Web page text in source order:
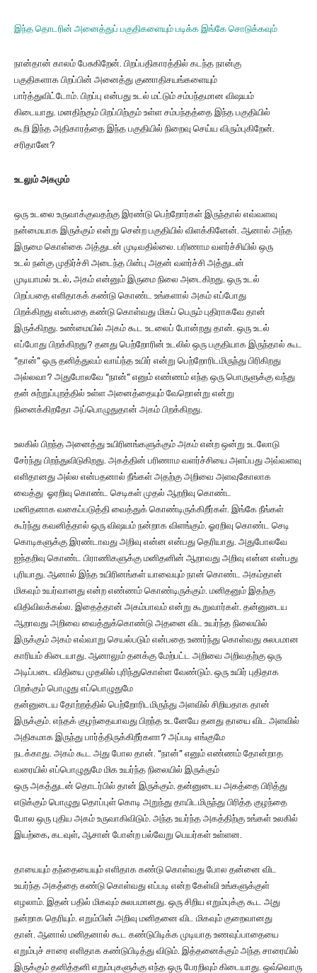
இந்த தொடரின் அனைத்துப் பகுதிகளையும் படிக்க இங்கே சொடுக்கவும்
நான்தான் காலம் பேசுகிறேன். பிறப்பதிகாரத்தில் கடந்த நான்கு
பகுதிகளாக பிறப்பின் அனைத்து குணாதிசயங்களையும்
பார்த்துவிட்டோம். பிறப்பு என்பது உடல் மட்டும் சம்பந்தமான விஷயம்
கிடையாது. மனதிற்கும் பிறப்பிற்கும் உள்ள சம்பந்தத்தை இந்த பகுதியில்
கூறி இந்த அதிகாரத்தை இந்த பகுதியில் நிறைவு செய்ய விரும்புகிறேன்.
சரிதானே?
உடலும் அகமும்
ஒரு உடலை உருவாக்குவதற்கு இரண்டு பெற்றோர்கள் இருந்தால் எவ்வளவு
நன்மையாக இருக்கும் என்று சென்ற பகுதியில் விளக்கினேன். ஆனால் அந்த
இருமை கொள்கை அத்துடன் முடிவதில்லை. பரிணாம வளர்ச்சியில் ஒரு
உடல் நன்கு முதிர்ச்சி அடைந்த பின்பு அதன் வளர்ச்சி அத்துடன்
முடியாமல் உடல், அகம் என்னும் இருமை நிலை அடைகிறது. ஒரு உடல்
பிறப்பதை எளிதாகக் கண்டு கொண்ட உங்களால் அகம் எப்போது
பிறக்கிறது என்பதை கண்டு கொள்வது மிகப் பெரும் புதிராகவே தான்
இருக்கிறது. உண்மையில் அகம் கூட உடலைப் போன்றது தான். ஒரு உடல்
எப்போது பிறக்கிறது? தனது பெற்றோரின் உடலில் ஒரு பகுதியாக இருந்தால் கூட
“தான்” ஒரு தனித்துவம் வாய்ந்த உயிர் என்று பெற்றோரிடமிருந்து பிரிகிறது
அல்லவா? அதுபோலவே “நான்” எனும் எண்ணம் எந்த ஒரு பொருளுக்கு வந்து
தன் சுற்றுப்புறத்தில் உள்ள அனைத்தையும் வேறொன்று என்று
நினைக்கிறதோ அப்பொழுதுதான் அகம் பிறக்கிறது.
உலகில் பிறந்த அனைத்து உயிரினங்களுக்கும் அகம் என்ற ஒன்று உடலோடு
சேர்ந்து பிறந்துவிடுகிறது. அகத்தின் பரிணாம வளர்ச்சியை அளப்பது அவ்வளவு
எளிதானது அல்ல என்பதனால் நீங்கள் அதற்கு அறிவை அளவுகோலாக
வைத்து ஓரறிவு கொண்ட செடிகள் முதல் ஆறறிவு கொண்ட
மனிதனாக வகைப்படுத்தி வைத்துக் கொண்டிருக்கிறீர்கள். இங்கே நீங்கள்
கூர்ந்து கவனித்தால் ஒரு விஷயம் நன்றாக விளங்கும். ஓரறிவு கொண்ட செடி
கொடிகளுக்கு இரண்டாவது அறிவு என்ன என்பது தெரியாது. அதுபோலவே
ஐந்தறிவு கொண்ட பிராணிகளுக்கு மனிதனின் ஆறாவது அறிவு என்ன என்பது
புரியாது. ஆனால் இந்த உயிரினங்கள் யாவையும் நான் கொண்ட அகம்தான்
மிகவும் உயர்வானது என்ற எண்ணம் கொண்டிருக்கும். மனிதனும் இதற்கு
விதிவிலக்கல்ல. இதைத்தான் அகம்பாவம் என்று கூறுவார்கள். தன்னுடைய
ஆறாவது அறிவை வைத்துக்கொண்டு அதனை விட உயர்ந்த நிலையில்
இருக்கும் அகம் எவ்வாறு செயல்படும் என்பதை உணர்ந்து கொள்வது சுலபமான
காரியம் கிடையாது. ஆனாலும் தனக்கு மேற்பட்ட அறிவை அறிவதற்கு ஒரு
அடிப்படை விதியை முதலில் புரிந்துகொள்ள வேண்டும். ஒரு உயிர் புதிதாக
பிறக்கும் பொழுது எப்பொழுதுமே
தன்னுடைய தோற்றத்தில் பெற்றோரிடமிருந்து அளவில் சிறியதாக தான்
இருக்கும். எந்தக் குழந்தையாவது பிறந்த உடனேயே தனது தாயை விட அளவில்
அதிகமாக இருந்து பார்த்திருக்கிறீர்களா? அப்படி எங்குமே
நடக்காது. அகம் கூட அது போல தான். “நான்” எனும் எண்ணம் தோன்றாத
வரையில் எப்பொழுதுமே மிக உயர்ந்த நிலையில் இருக்கும்
ஒரு அகத்துடன் தொடர்பில் தான் இருக்கும். தன்னுடைய அகத்தை பிரித்து
எடுக்கும் பொழுது தொப்புள் கொடி அறுந்து தாயிடமிருந்து பிரித்த குழந்தை
போல ஒரு புதிய அகம் உருவாகிவிடும். அந்த உயர்ந்த அகத்திற்கு உங்கள் உலகில்
இயற்கை, கடவுள், ஆசான் போன்ற பல்வேறு பெயர்கள் உள்ளன.
தாயையும் தந்தையையும் எளிதாக கண்டு கொள்வது போல தன்னை விட
உயர்ந்த அகத்தை கண்டு கொள்வது எப்படி என்ற கேள்வி உங்களுக்குள்
எழலாம். இதன் பதில் மிகவும் சுலபமானது. ஒரு சிறிய எறும்புக்கு கூட அது
நன்றாக தெரியும். எறும்பின் அறிவு மனிதனை விட மிகவும் குறைவானது
தான். ஆனால் மனிதனால் கூட கண்டுபிடிக்க முடியாத உணவுப்பாதையை
எறும்புச் சாரை எளிதாக கண்டுபிடித்து விடும். இத்தனைக்கும் அந்த சாரையில்
இருக்கும் தனித்தனி எறும்புகளுக்கு எந்த ஒரு பேரறிவும் கிடையாது. ஒவ்வொரு